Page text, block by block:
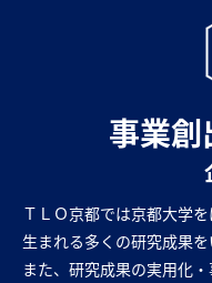
事業
ＴＬＯ京都では京都大学
生まれる多くの研究成果を
また、研究成果の実用化